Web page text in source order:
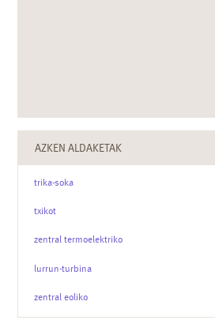
AZKEN ALDAKETAK
trika-soka
txikot
zentral termoelektriko
lurrun-turbina
zentral eoliko